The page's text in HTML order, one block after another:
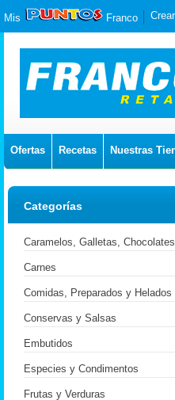
Mis Franco
Ofertas Recetas Nuestras
Categorías
Caramelos, Galletas,
Carnes
Comidas, Preparados y Helados
Conservas y Salsas
Embutidos
Especies y Condimentos
Frutas y Verduras